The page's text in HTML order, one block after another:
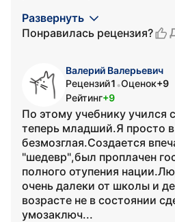
Развернуть
Понравилась рецензия?
Валерий Валерьевич
Рецензий1 •Оценок+9
Рейтинг+9
По этому учебнику учился
теперь младший.Я просто
безмозглая.Создается
"шедевр",был проплачен
полного отупения
очень далеки от школы и
возрасте не в состоянии
умозаключ...